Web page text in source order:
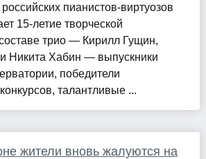
пианистов-виртуозов
15-летие творческой
трио — Кирилл Гущин,
Никита Хабин — выпускники
победители
талантливые ...
жители вновь жалуются на